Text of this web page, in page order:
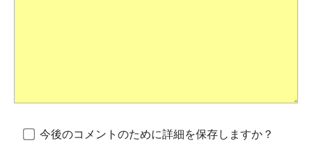
今後のコメントのために詳細を保存しますか？